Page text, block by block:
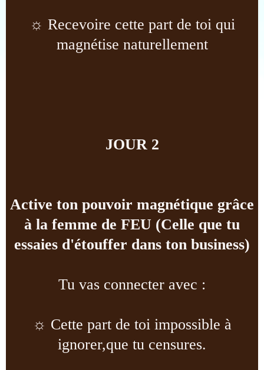
☼ Recevoire cette part de toi qui
magnétise naturellement
JOUR 2
Active ton pouvoir magnétique grâce
à la femme de FEU (Celle que tu
essaies d'étouffer dans ton business)
Tu vas connecter avec :
☼ Cette part de toi impossible à
ignorer,que tu censures.